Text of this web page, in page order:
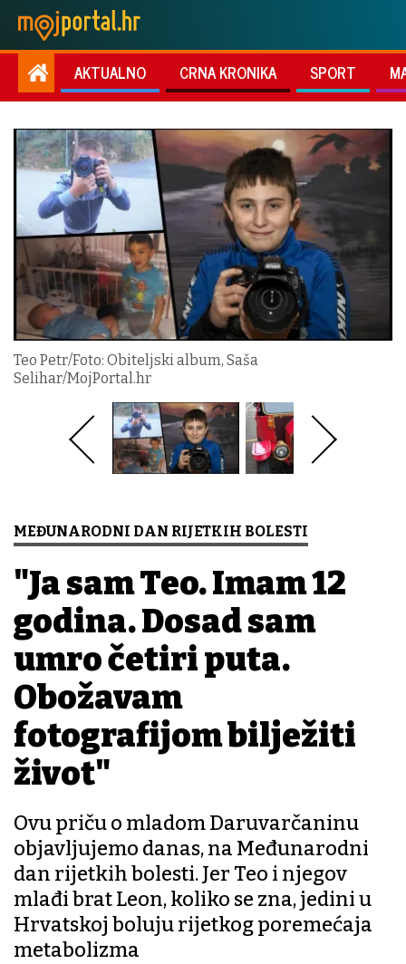
AKTUALNO CRNA KRONIKA SPORT
Teo Petr/Foto: Obiteljski album, Saša
Selihar/MojPortal.hr
MEĐUNARODNI DAN RIJETKIH BOLESTI
"Ja sam Teo. Imam 12
godina. Dosad sam
umro četiri puta.
Obožavam
fotografijom bilježiti
život"
Ovu priču o mladom Daruvarčaninu
objavljujemo danas, na Međunarodni
dan rijetkih bolesti. Jer Teo i njegov
mlađi brat Leon, koliko se zna, jedini u
Hrvatskoj boluju rijetkog poremećaja
metabolizma